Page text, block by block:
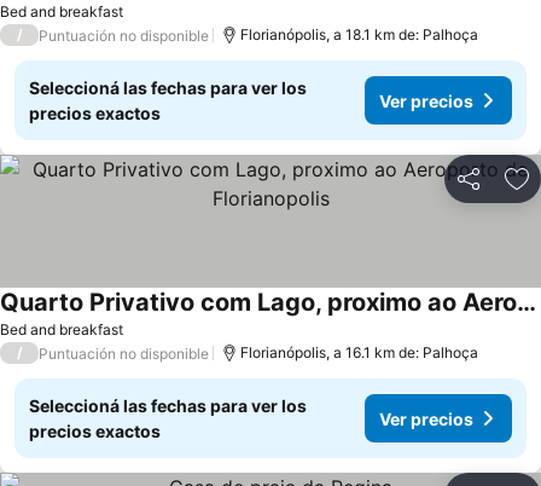
Bed and breakfast
/ Puntuación no disponible Florianópolis, a 18.1 km de: Palhoça
Seleccioná las fechas para ver los
precios exactos
Ver precios
Compartir
Bed and breakfast
Quarto Privativo com Lago, proximo ao Aeroporto de Florianopolis
/ Puntuación no disponible Florianópolis, a 16.1 km de: Palhoça
Seleccioná las fechas para ver los
precios exactos
Ver precios